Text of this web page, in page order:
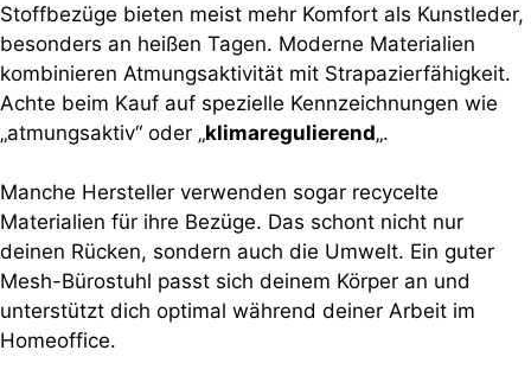
Stoffbezüge bieten meist mehr Komfort als Kunstleder,
besonders an heißen Tagen. Moderne Materialien
kombinieren Atmungsaktivität mit Strapazierfähigkeit.
Achte beim Kauf auf spezielle Kennzeichnungen wie
„atmungsaktiv“ oder „klimaregulierend„.
Manche Hersteller verwenden sogar recycelte
Materialien für ihre Bezüge. Das schont nicht nur
deinen Rücken, sondern auch die Umwelt. Ein guter
Mesh-Bürostuhl passt sich deinem Körper an und
unterstützt dich optimal während deiner Arbeit im
Homeoffice.